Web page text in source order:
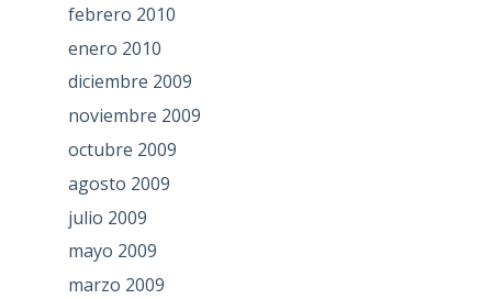
febrero 2010
enero 2010
diciembre 2009
noviembre 2009
octubre 2009
agosto 2009
julio 2009
mayo 2009
marzo 2009